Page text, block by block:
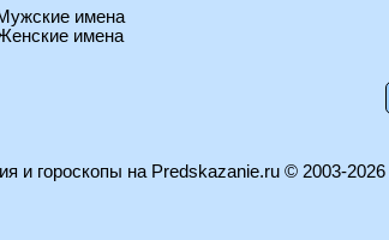
имена
имена
и гороскопы на Predskazanie.ru© 2003-2026